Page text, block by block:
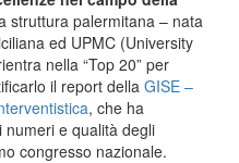
struttura palermitana – nata
ed UPMC (University
nella “Top 20” per
il report della GISE –
, che ha
e qualità degli
congresso nazionale.